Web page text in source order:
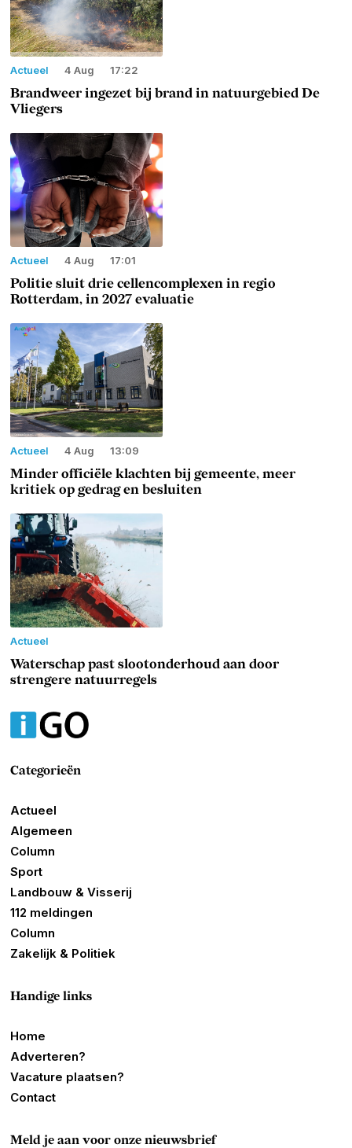
Actueel 4 Aug 17:22
Brandweer ingezet bij brand in natuurgebied De
Vliegers
Actueel 4 Aug 17:01
Politie sluit drie cellencomplexen in regio
Rotterdam, in 2027 evaluatie
Actueel 4 Aug 13:09
Minder officiële klachten bij gemeente, meer
kritiek op gedrag en besluiten
Actueel
Waterschap past slootonderhoud aan door
strengere natuurregels
Categorieën
Actueel
Algemeen
Column
Sport
Landbouw & Visserij
112 meldingen
Column
Zakelijk & Politiek
Handige links
Home
Adverteren?
Vacature plaatsen?
Contact
Meld je aan voor onze nieuwsbrief